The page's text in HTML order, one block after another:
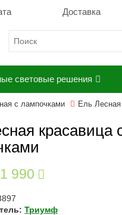
Доставка
световые решения
с лампочками Ель
красавица
990
Триумф